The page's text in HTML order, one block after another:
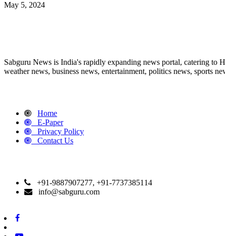
May 5, 2024
Sabguru News is India's rapidly expanding news portal, catering to
weather news, business news, entertainment, politics news, sports
Home
E-Paper
Privacy Policy
Contact Us
+91-9887907277, +91-7737385114
info@sabguru.com